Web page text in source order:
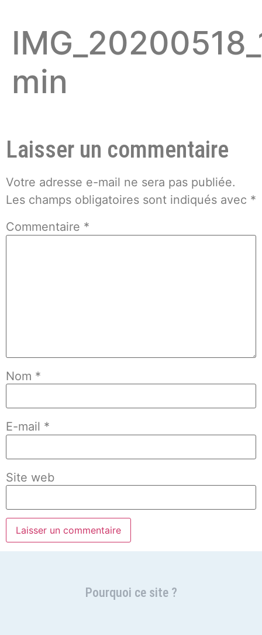
min
Laisser un commentaire
Votre adresse e-mail ne sera pas publiée.
Les champs obligatoires sont indiqués avec *
Commentaire *
Nom *
E-mail *
Site web
Pourquoi ce site ?